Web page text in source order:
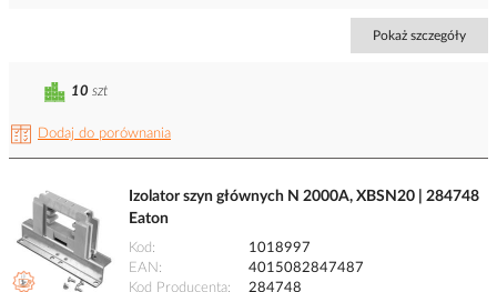
Pokaż szczegóły
Dodaj do porównania
10 szt
Izolator szyn głównych N 2000A, XBSN20 | 284748
Eaton
Kod
1018997
EAN
4015082847487
Kod Producenta
284748